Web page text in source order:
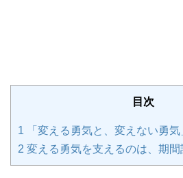
目次
1 「変える勇気と、変えない勇気
2 変える勇気を支えるのは、期間